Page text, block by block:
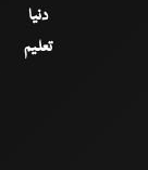
دنیا
تعلیم